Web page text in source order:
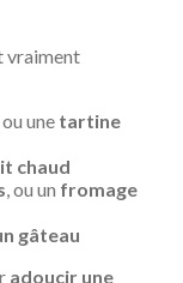
vraiment
ou une tartine
chaud
, ou un fromage
gâteau
adoucir une